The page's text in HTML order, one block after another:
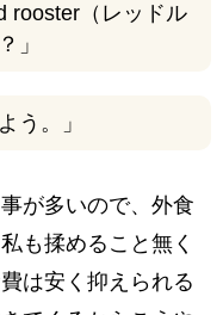
rooster（レッドル
」
う。」
が多いので、外食
も揉めること無く
は安く抑えられる